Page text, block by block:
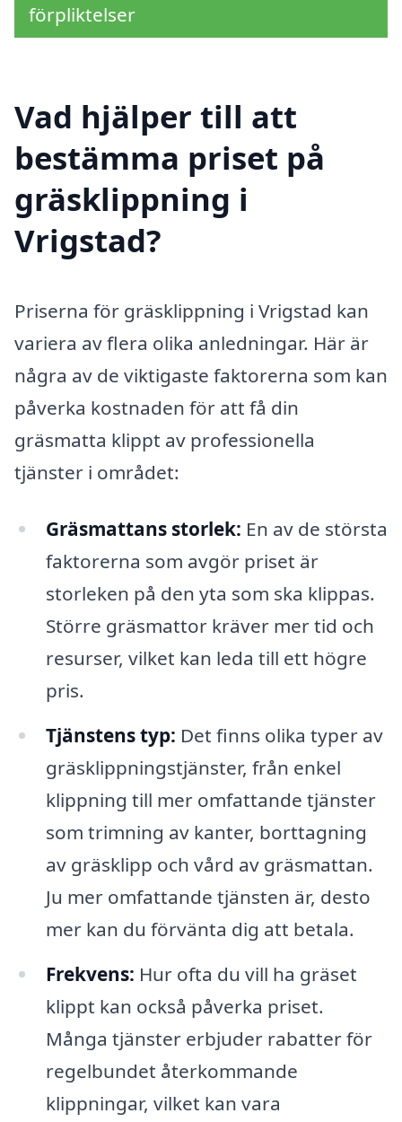
förpliktelser
Vad hjälper till att
bestämma priset på
gräsklippning i
Vrigstad?
Priserna för gräsklippning i Vrigstad kan
variera av flera olika anledningar. Här är
några av de viktigaste faktorerna som kan
påverka kostnaden för att få din
gräsmatta klippt av professionella
tjänster i området:
Gräsmattans storlek: En av de största
faktorerna som avgör priset är
storleken på den yta som ska klippas.
Större gräsmattor kräver mer tid och
resurser, vilket kan leda till ett högre
pris.
Tjänstens typ: Det finns olika typer av
gräsklippningstjänster, från enkel
klippning till mer omfattande tjänster
som trimning av kanter, borttagning
av gräsklipp och vård av gräsmattan.
Ju mer omfattande tjänsten är, desto
mer kan du förvänta dig att betala.
Frekvens: Hur ofta du vill ha gräset
klippt kan också påverka priset.
Många tjänster erbjuder rabatter för
regelbundet återkommande
klippningar, vilket kan vara